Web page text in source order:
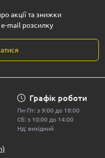
акції та знижки
mail розсилку
Графік роботи
Пн-Пт: з 9:00 до 18:00
Сб: з 10:00 до 14:00
Нд: вихідний